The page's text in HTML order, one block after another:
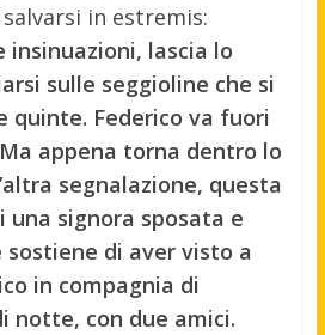
in estremis:
insinuazioni, lascia lo
sulle seggioline che si
quinte. Federico va fuori
appena torna dentro lo
segnalazione, questa
signora sposata e
sostiene di aver visto a
in compagnia di
notte, con due amici.